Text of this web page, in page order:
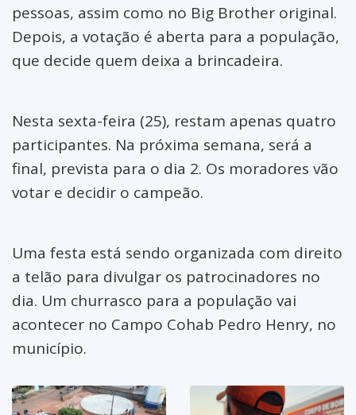
pessoas, assim como no Big Brother original.
Depois, a votação é aberta para a população,
que decide quem deixa a brincadeira.
Nesta sexta-feira (25), restam apenas quatro
participantes. Na próxima semana, será a
final, prevista para o dia 2. Os moradores vão
votar e decidir o campeão.
Uma festa está sendo organizada com direito
a telão para divulgar os patrocinadores no
dia. Um churrasco para a população vai
acontecer no Campo Cohab Pedro Henry, no
município.